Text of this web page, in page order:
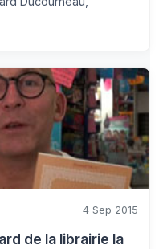
4 Sep 2015
de la librairie la